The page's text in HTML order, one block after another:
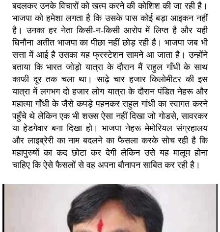
बदलकर उनके विचारों को खत्म करने की कोशिश की जा रही है।
भाजपा को हमेशा लगता है कि उसके पास कोई बड़ा आइकन नहीं
है। उनका हर नेता किसी-न-किसी आरोप में लिप्त है और यही
घिनौना अतीत भाजपा का पीछा नहीं छोड़ रही है। भाजपा जब भी
सत्ता में आई है उसका यह फ्रस्टेशन सामने आ जाता है। उन्होंने
बताया कि भारत जोड़ो यात्रा के दौरान मैं राहुल गाँधी के साथ
काफी दूर तक चला था। साढ़े चार हजार किलोमीटर की इस
यात्रा में लगभग दो हजार लोग यात्रा के दौरान पंडित नेहरू और
महात्मा गाँधी के जैसे कपड़े पहनकर राहुल गांधी का स्वागत करने
पहुँचे थे लेकिन एक भी शख्स ऐसा नहीं दिखा जो गोडसे, सावरकर
या हेडगेवार बना दिखा हो। भाजपा नेहरू मेमोरियल संग्रहालय
और लाइब्रेरी का नाम बदलने का फैसला करके सोच रही है कि
महापुरुषों का कद छोटा कर देगी लेकिन उसे यह मालूम होना
चाहिए कि ऐसे फैसलों से वह अपना बौनापन साबित कर रही है।